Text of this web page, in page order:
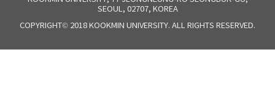
SEOUL, 02707, KOREA
COPYRIGHT© 2018 KOOKMIN UNIVERSITY. ALL RIGHTS RESERVED.